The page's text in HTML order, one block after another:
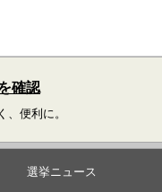
確認
、便利に。
選挙ニュース